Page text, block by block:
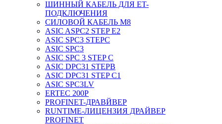
ШИННЫЙ КАБЕЛЬ ДЛЯ ET-
ПОДКЛЮЧЕНИЯ
СИЛОВОЙ КАБЕЛЬ M8
ASIC ASPC2 STEP E2
ASIC SPC3 STEPC
ASIC SPC3
ASIC SPC 3 STEP C
ASIC DPC31 STEPB
ASIC DPC31 STEP C1
ASIC SPC3LV
ERTEC 200P
PROFINET-ДРАВЙВЕР
RUNTIME-ЛИЦЕНЗИЯ ДРАЙВЕР
PROFINET